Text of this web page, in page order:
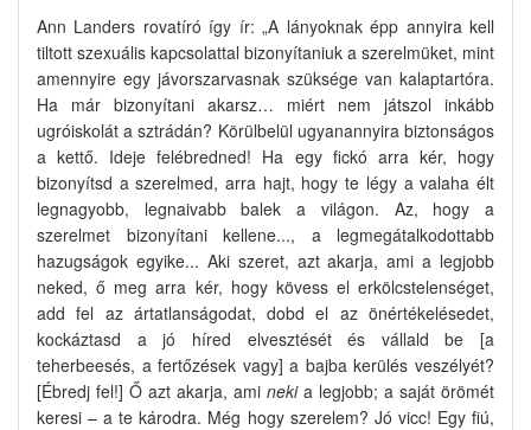
Ann Landers rovatíró így ír: „A lányoknak épp annyira kell
tiltott szexuális kapcsolattal bizonyítaniuk a szerelmüket, mint
amennyire egy jávorszarvasnak szüksége van kalaptartóra.
Ha már bizonyítani akarsz… miért nem játszol inkább
ugróiskolát a sztrádán? Körülbelül ugyanannyira biztonságos
a kettő. Ideje felébredned! Ha egy fickó arra kér, hogy
bizonyítsd a szerelmed, arra hajt, hogy te légy a valaha élt
legnagyobb, legnaivabb balek a világon. Az, hogy a
szerelmet bizonyítani kellene..., a legmegátalkodottabb
hazugságok egyike... Aki szeret, azt akarja, ami a legjobb
neked, ő meg arra kér, hogy kövess el erkölcstelenséget,
add fel az ártatlanságodat, dobd el az önértékelésedet,
kockáztasd a jó híred elvesztését és vállald be [a
teherbeesés, a fertőzések vagy] a bajba kerülés veszélyét?
[Ébredj fel!] Ő azt akarja, ami nekia legjobb; a saját örömét
keresi – a te károdra. Még hogy szerelem? Jó vicc! Egy fiú,